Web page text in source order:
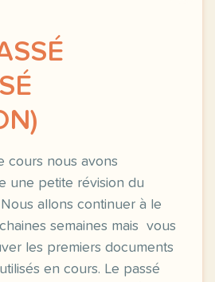
cours nous avons
une petite révision du
allons continuer à le
semaines mais vous
les premiers documents
en cours. Le passé